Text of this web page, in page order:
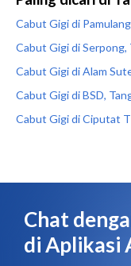
Cabut Gigi di
Cabut Gigi di Serpong,
Cabut Gigi di Alam
Cabut Gigi di BSD,
Cabut Gigi di Ciputat